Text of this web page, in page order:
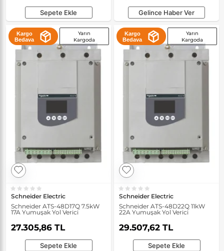
Sepete Ekle Gelince Haber Ver
Kargo
Bedava
Yarın
Kargoda
Schneider Electric
Schneider ATS-48D17Q 7.5kW
17A Yumuşak Yol Verici
27.305,86 TL
Sepete Ekle
Kargo
Bedava
Yarın
Kargoda
Schneider Electric
Schneider ATS-48D22Q 11kW
22A Yumuşak Yol Verici
29.507,62 TL
Sepete Ekle